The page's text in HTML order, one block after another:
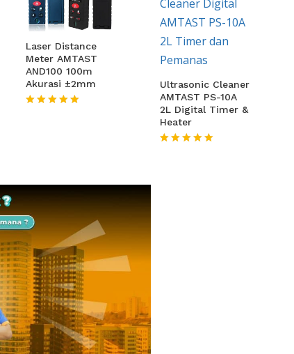
Laser Distance
Meter AMTAST
AND100 100m
Akurasi ±2mm
Ultrasonic Cleaner
AMTAST PS-10A
2L Digital Timer &
Heater